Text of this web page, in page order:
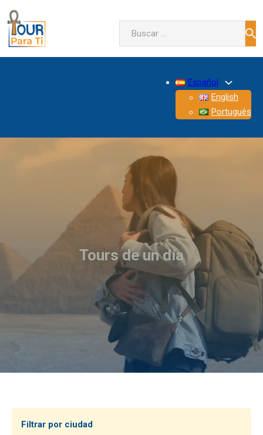
Buscar
Español
English
Português
Tours de un día
Filtrar por ciudad